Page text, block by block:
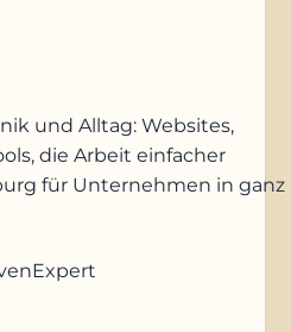
und Alltag: Websites,
die Arbeit einfacher
für Unternehmen in ganz